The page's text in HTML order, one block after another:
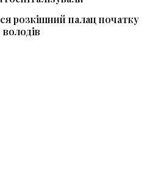
розкішний палац початку